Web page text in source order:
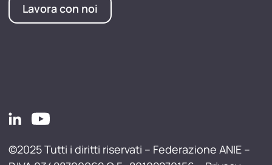
Lavora con noi
©2025 Tutti i diritti riservati – Federazione ANIE –